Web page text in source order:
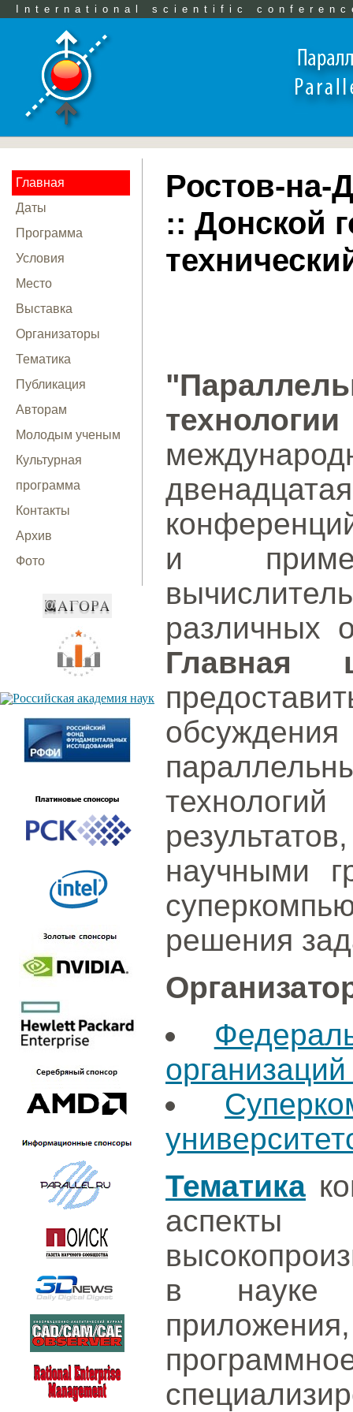
International scientific
Главная
Даты
Программа
Условия
Место
Выставка
Организаторы
Тематика
Публикация
Авторам
Молодым ученым
Культурная
программа
Контакты
Архив
Фото
Ростов-на-
:: Донской
и
различных
Главная
научными
решения
Тематика
в науке